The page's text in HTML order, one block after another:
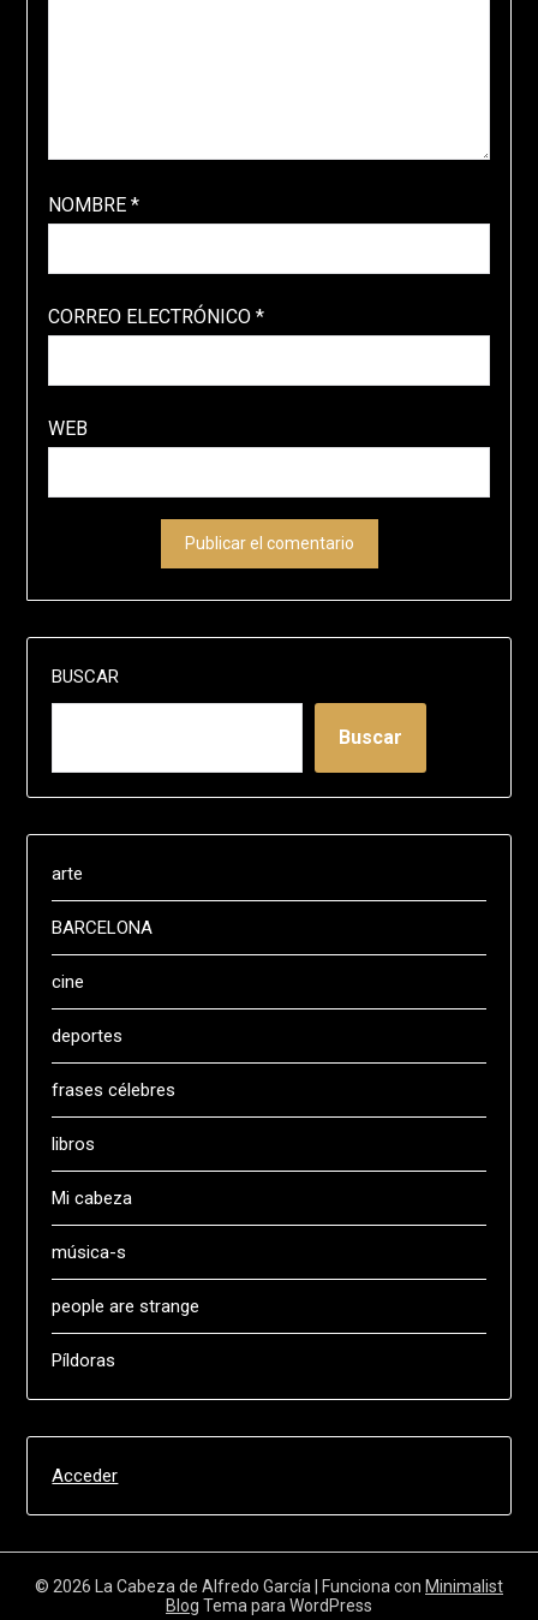
NOMBRE *
CORREO ELECTRÓNICO *
WEB
BUSCAR
Buscar
arte
BARCELONA
cine
deportes
frases célebres
libros
Mi cabeza
música-s
people are strange
Píldoras
Acceder
© 2026 La Cabeza de Alfredo García | Funciona con Minimalist
Blog Tema para WordPress